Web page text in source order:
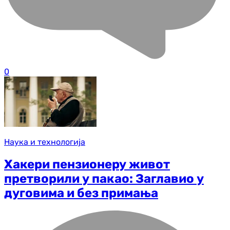
0
Наука и технологија
Хакери пензионеру живот
претворили у пакао: Заглавио у
дуговима и без примања